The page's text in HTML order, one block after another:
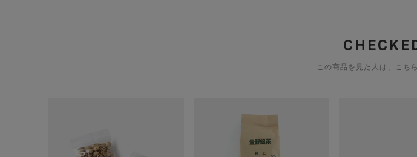
この商品を見た人は、こち